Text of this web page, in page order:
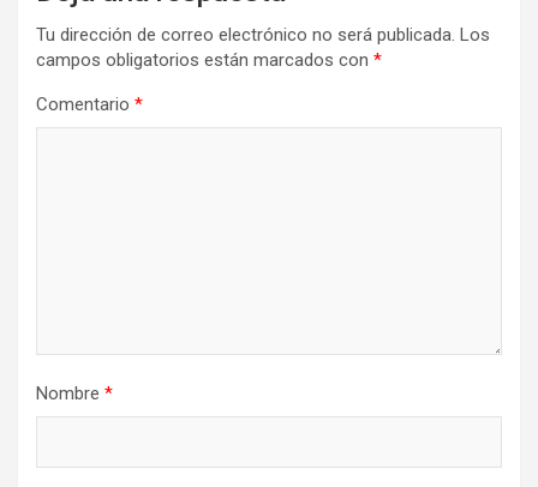
Tu dirección de correo electrónico no será publicada. Los
campos obligatorios están marcados con *
Comentario *
Nombre *